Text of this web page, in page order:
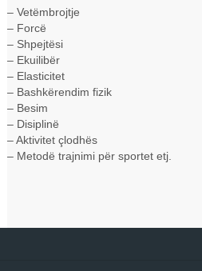
– Vetëmbrojtje
– Forcë
– Shpejtësi
– Ekuilibër
– Elasticitet
– Bashkërendim fizik
– Besim
– Disiplinë
– Aktivitet çlodhës
– Metodë trajnimi për sportet etj.